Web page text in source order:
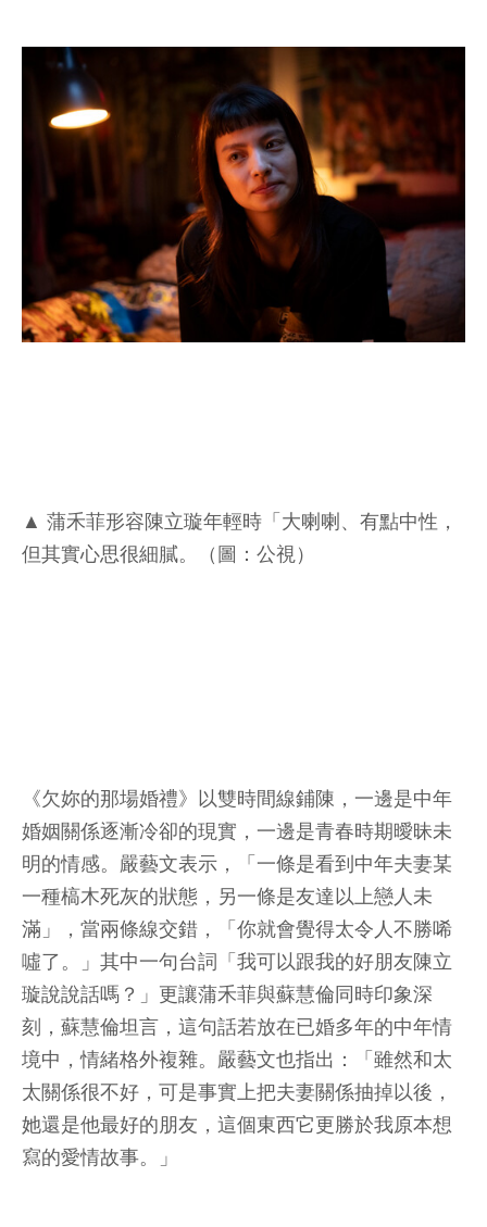
▲ 蒲禾菲形容陳立璇年輕時「大喇喇、有點中性，
但其實心思很細膩。（圖：公視）
《欠妳的那場婚禮》以雙時間線鋪陳，一邊是中年
婚姻關係逐漸冷卻的現實，一邊是青春時期曖昧未
明的情感。嚴藝文表示，「一條是看到中年夫妻某
一種槁木死灰的狀態，另一條是友達以上戀人未
滿」，當兩條線交錯，「你就會覺得太令人不勝唏
噓了。」其中一句台詞「我可以跟我的好朋友陳立
璇說說話嗎？」更讓蒲禾菲與蘇慧倫同時印象深
刻，蘇慧倫坦言，這句話若放在已婚多年的中年情
境中，情緒格外複雜。嚴藝文也指出：「雖然和太
太關係很不好，可是事實上把夫妻關係抽掉以後，
她還是他最好的朋友，這個東西它更勝於我原本想
寫的愛情故事。」